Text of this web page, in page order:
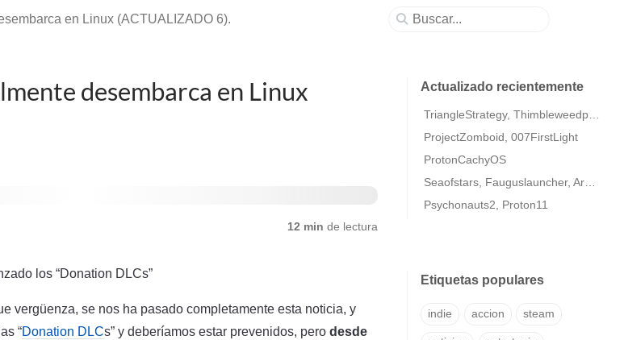
en Linux (ACTUALIZADO 6).
desembarca en Linux
12 min de lectura
los “Donation DLCs”
vergüenza, se nos ha pasado completamente esta noticia, y
“Donation DLCs” y deberíamos estar prevenidos, pero desde
Actualizado recientemente
ProjectZomboid, 007FirstLight
ProtonCachyOS
Psychonauts2, Proton11
Etiquetas populares
indie accion steam